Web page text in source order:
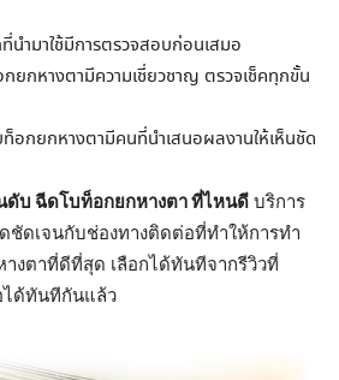
นำมาใช้มีการตรวจสอบก่อนเสมอ
ยกหางตามีความเชี่ยวชาญ ตรวจเช็คทุกขั้น
ท็อกยกหางตามีคนที่นำเสนอผลงานให้เห็นชัด
ดับ ฉีดโบท็อกยกหางตา ที่ไหนดี บริการ
ชัดเจนกับช่องทางติดต่อที่ทำให้การทำ
งตาที่ดีที่สุด เลือกได้ทันทีจากรีวิวที่
ได้ทันทีกันแล้ว